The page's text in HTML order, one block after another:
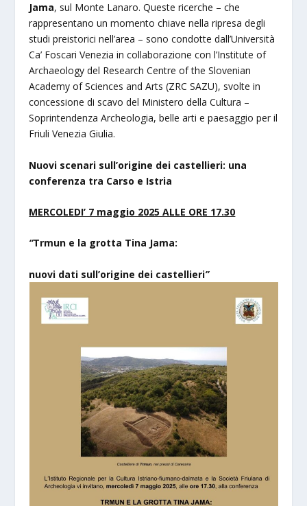
Jama, sul Monte Lanaro. Queste ricerche – che
rappresentano un momento chiave nella ripresa degli
studi preistorici nell’area – sono condotte dall’Università
Ca’ Foscari Venezia in collaborazione con l’Institute of
Archaeology del Research Centre of the Slovenian
Academy of Sciences and Arts (ZRC SAZU), svolte in
concessione di scavo del Ministero della Cultura –
Soprintendenza Archeologia, belle arti e paesaggio per il
Friuli Venezia Giulia.
Nuovi scenari sull’origine dei castellieri: una
conferenza tra Carso e Istria
MERCOLEDI’ 7 maggio 2025 ALLE ORE 17.30
“Trmun e la grotta Tina Jama:
nuovi dati sull’origine dei castellieri”